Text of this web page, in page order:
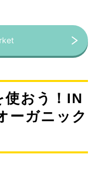
使おう！IN
ーガニック